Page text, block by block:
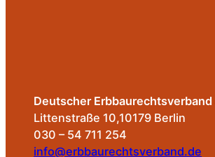
Deutscher Erbbaurechtsverband
Littenstraße 10,10179 Berlin
030 – 54 711 254
info@erbbaurechtsverband.de